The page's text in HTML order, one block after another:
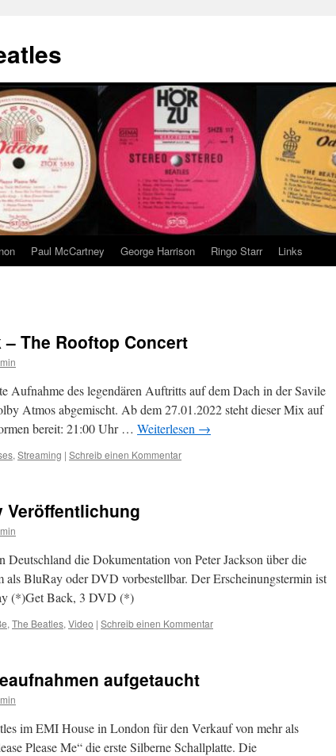
Paul McCartney George Harrison Ringo Starr Links
The Rooftop Concert
Aufnahme des legendären Auftritts auf dem Dach in der Savile
Atmos abgemischt. Ab dem 27.01.2022 steht dieser Mix auf
bereit: 21:00 Uhr … Weiterlesen →
, Streaming | Schreib einen Kommentar
Veröffentlichung
Deutschland die Dokumentation von Peter Jackson über die
BluRay oder DVD vorbestellbar. Der Erscheinungstermin ist
(*)Get Back, 3 DVD (*)
, The Beatles, Video | Schreib einen Kommentar
aufgetaucht
im EMI House in London für den Verkauf von mehr als
Please Me“ die erste Silberne Schallplatte. Die